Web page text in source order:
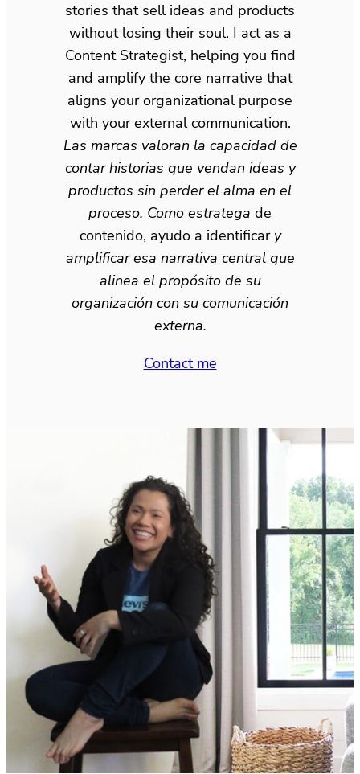
stories that sell ideas and products
without losing their soul. I act as a
Content Strategist, helping you find
and amplify the core narrative that
aligns your organizational purpose
with your external communication.
Las marcas valoran la capacidad de
contar historias que vendan ideas y
productos sin perder el alma en el
proceso. Como estratega de
contenido, ayudo a identificary
amplificar esa narrativa central que
alinea el propósito de su
organización con su comunicación
externa.
Contact me